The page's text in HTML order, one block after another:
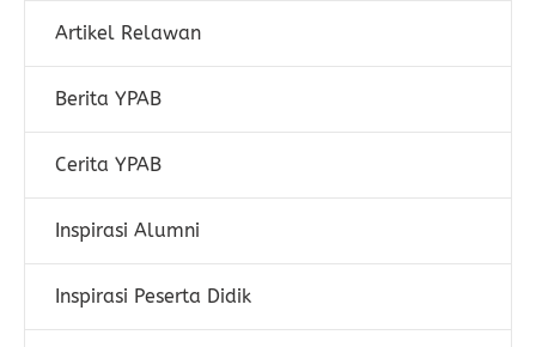
Artikel Relawan
Berita YPAB
Cerita YPAB
Inspirasi Alumni
Inspirasi Peserta Didik